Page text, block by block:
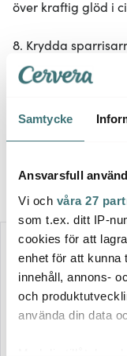
Samtycke
Ansvarsfull
Vi och våra 27
som t.ex. ditt IP-
cookies för att
enhet för att kunna
innehåll, annons-
och
använda din data
över kraftig glöd i
8. Krydda
Servering:
Toppa med
rapsolja.